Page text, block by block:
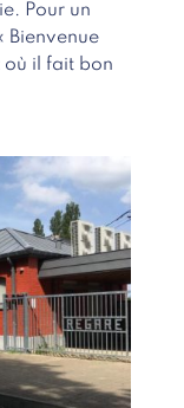
Pour un
Bienvenue
où il fait bon